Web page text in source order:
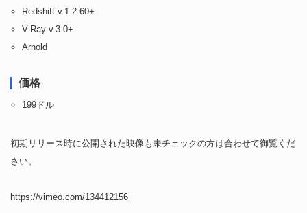
Redshift v.1.2.60+
V-Ray v.3.0+
Arnold
価格
199ドル
初期リリース時に公開された映像も未チェックの方は合わせて御覧くだ
さい。
https://vimeo.com/134412156